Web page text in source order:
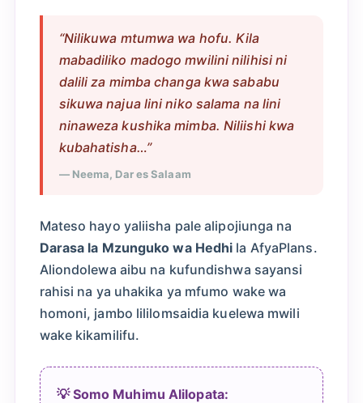
“Nilikuwa mtumwa wa hofu. Kila
mabadiliko madogo mwilini nilihisi ni
dalili za mimba changa kwa sababu
sikuwa najua lini niko salama na lini
ninaweza kushika mimba. Niliishi kwa
kubahatisha…”
— Neema, Dar es Salaam
Mateso hayo yaliisha pale alipojiunga na
Darasa la Mzunguko wa Hedhi la AfyaPlans.
Aliondolewa aibu na kufundishwa sayansi
rahisi na ya uhakika ya mfumo wake wa
homoni, jambo lililomsaidia kuelewa mwili
wake kikamilifu.
💡 Somo Muhimu Alilopata: